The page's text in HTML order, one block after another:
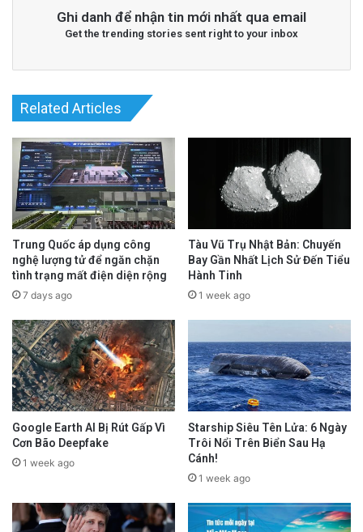
Ghi danh để nhận tin mới nhất qua email
Get the trending stories sent right to your inbox
Related Articles
Trung Quốc áp dụng công
nghệ lượng tử để ngăn chặn
tình trạng mất điện diện rộng
7 days ago
Tàu Vũ Trụ Nhật Bản: Chuyến
Bay Gần Nhất Lịch Sử Đến Tiểu
Hành Tinh
1 week ago
Google Earth AI Bị Rút Gấp Vì
Cơn Bão Deepfake
1 week ago
Starship Siêu Tên Lửa: 6 Ngày
Trôi Nổi Trên Biển Sau Hạ
Cánh!
1 week ago